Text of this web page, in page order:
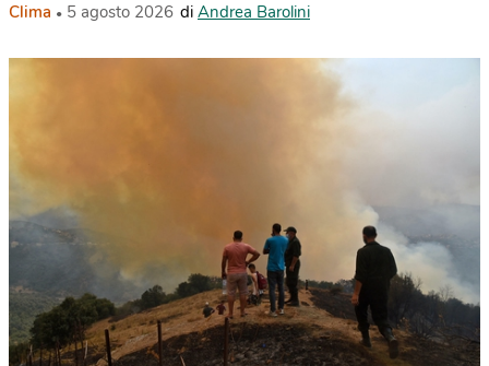
Clima 5 agosto 2026 di Andrea Barolini